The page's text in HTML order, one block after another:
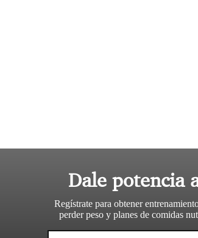
Dale potencia
Regístrate para obtener
perder peso y planes de comidas